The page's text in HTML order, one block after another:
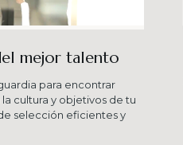
mejor talento
para encontrar
cultura y objetivos de tu
selección eficientes y